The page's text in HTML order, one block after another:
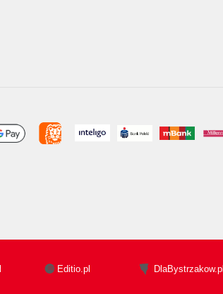
Editio.pl DlaBystrzakow.pl